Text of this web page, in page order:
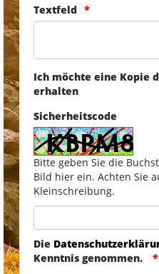
Textfeld
Ich möchte eine Kopie
erhalten
Sicherheitscode
Bitte geben Sie die
Bild hier ein. Achten Sie
Kleinschreibung.
Die
Kenntnis genommen.